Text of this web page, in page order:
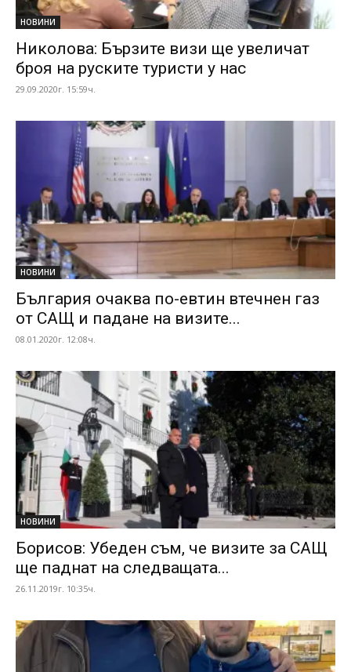
НОВИНИ
Николова: Бързите визи ще увеличат
броя на руските туристи у нас
29.09.2020г. 15:59ч.
НОВИНИ
България очаква по-евтин втечнен газ
от САЩ и падане на визите...
08.01.2020г. 12:08ч.
НОВИНИ
Борисов: Убеден съм, че визите за САЩ
ще паднат на следващата...
26.11.2019г. 10:35ч.